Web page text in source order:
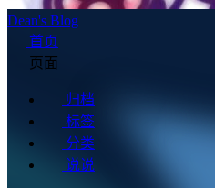
Dean's Blog
首页
页面
归档
标签
分类
说说